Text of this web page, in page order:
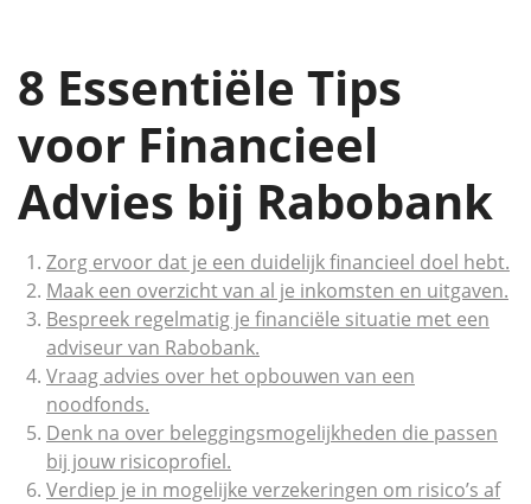
8 Essentiële Tips
voor Financieel
Advies bij Rabobank
Zorg ervoor dat je een duidelijk financieel doel hebt.
Maak een overzicht van al je inkomsten en uitgaven.
Bespreek regelmatig je financiële situatie met een
adviseur van Rabobank.
Vraag advies over het opbouwen van een
noodfonds.
Denk na over beleggingsmogelijkheden die passen
bij jouw risicoprofiel.
Verdiep je in mogelijke verzekeringen om risico’s af